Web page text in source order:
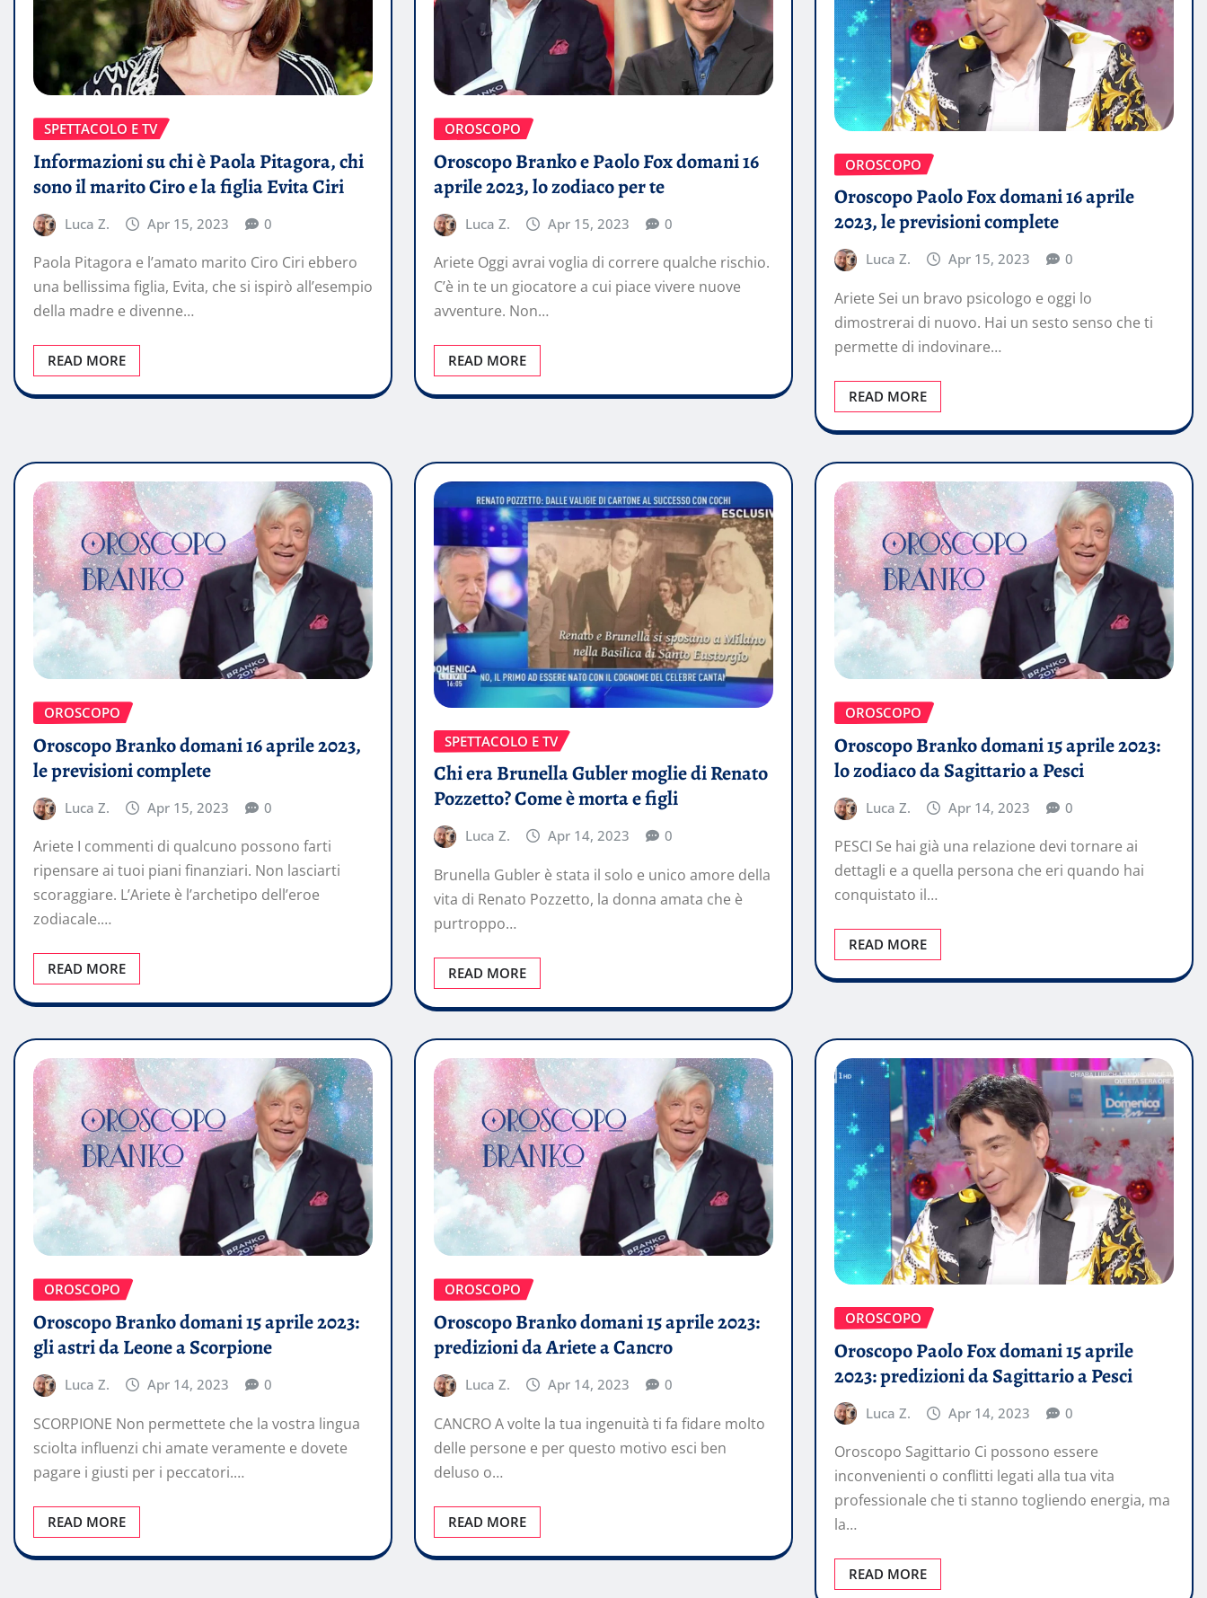
SPETTACOLO E TV
Informazioni su chi è Paola Pitagora, chi
sono il marito Ciro e la figlia Evita Ciri
Luca Z. Apr 15, 2023 0
Paola Pitagora e l’amato marito Ciro Ciri ebbero
una bellissima figlia, Evita, che si ispirò all’esempio
della madre e divenne…
READ MORE
OROSCOPO
Oroscopo Branko e Paolo Fox domani 16
aprile 2023, lo zodiaco per te
Luca Z. Apr 15, 2023 0
Ariete Oggi avrai voglia di correre qualche rischio.
C’è in te un giocatore a cui piace vivere nuove
avventure. Non…
READ MORE
OROSCOPO
Oroscopo Paolo Fox domani 16 aprile
2023, le previsioni complete
Luca Z. Apr 15, 2023 0
Ariete Sei un bravo psicologo e oggi lo
dimostrerai di nuovo. Hai un sesto senso che ti
permette di indovinare…
READ MORE
OROSCOPO
Oroscopo Branko domani 16 aprile 2023,
le previsioni complete
Luca Z. Apr 15, 2023 0
Ariete I commenti di qualcuno possono farti
ripensare ai tuoi piani finanziari. Non lasciarti
scoraggiare. L’Ariete è l’archetipo dell’eroe
zodiacale.…
READ MORE
SPETTACOLO E TV
Chi era Brunella Gubler moglie di Renato
Pozzetto? Come è morta e figli
Luca Z. Apr 14, 2023 0
Brunella Gubler è stata il solo e unico amore della
vita di Renato Pozzetto, la donna amata che è
purtroppo…
READ MORE
OROSCOPO
Oroscopo Branko domani 15 aprile 2023:
lo zodiaco da Sagittario a Pesci
Luca Z. Apr 14, 2023 0
PESCI Se hai già una relazione devi tornare ai
dettagli e a quella persona che eri quando hai
conquistato il…
READ MORE
OROSCOPO
Oroscopo Branko domani 15 aprile 2023:
gli astri da Leone a Scorpione
Luca Z. Apr 14, 2023 0
SCORPIONE Non permettete che la vostra lingua
sciolta influenzi chi amate veramente e dovete
pagare i giusti per i peccatori.…
READ MORE
OROSCOPO
Oroscopo Branko domani 15 aprile 2023:
predizioni da Ariete a Cancro
Luca Z. Apr 14, 2023 0
CANCRO A volte la tua ingenuità ti fa fidare molto
delle persone e per questo motivo esci ben
deluso o…
READ MORE
OROSCOPO
Oroscopo Paolo Fox domani 15 aprile
2023: predizioni da Sagittario a Pesci
Luca Z. Apr 14, 2023 0
Oroscopo Sagittario Ci possono essere
inconvenienti o conflitti legati alla tua vita
professionale che ti stanno togliendo energia, ma
la…
READ MORE